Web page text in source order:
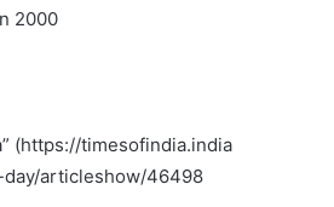
2000
(https://timesofindia.india
articleshow/46498